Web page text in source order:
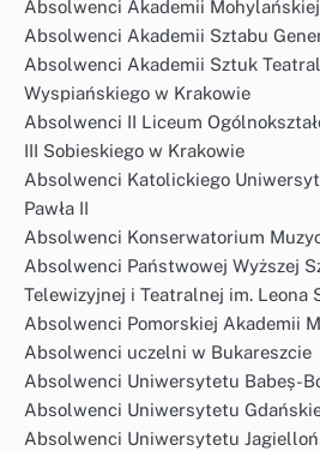
Absolwenci Akademii Mohylańskiej
Absolwenci Akademii Sztabu
Absolwenci Akademii Sztuk
Wyspiańskiego w Krakowie
Absolwenci II Liceum
III Sobieskiego w Krakowie
Absolwenci Katolickiego
Pawła II
Absolwenci Konserwatorium
Absolwenci Państwowej Wyższej
Telewizyjnej i Teatralnej im. Leona
Absolwenci Pomorskiej Akademii
Absolwenci uczelni w Bukareszcie
Absolwenci Uniwersytetu Babeș-
Absolwenci Uniwersytetu
Absolwenci Uniwersytetu